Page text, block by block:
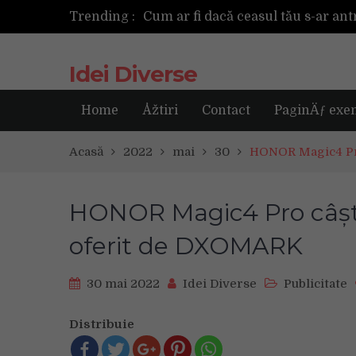
Trending :
Cum ar fi dacă ceasul tău s-ar
Idei Diverse
Home Åžtiri Contact PaginÄƒ
Acasă 2022 mai 30 HONOR Magic4
HONOR Magic4 Pro
oferit de DXOMARK
30 mai 2022 Idei Diverse Publicitate
Distribuie